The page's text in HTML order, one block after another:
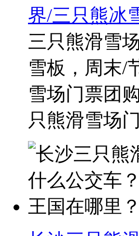
界/三只熊冰
三只熊滑雪
雪板，周末/
雪场​门票团
只熊滑雪场​